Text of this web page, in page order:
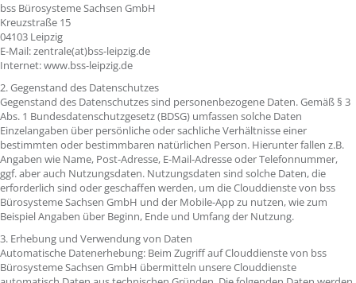
bss Bürosysteme Sachsen GmbH
Kreuzstraße 15
04103 Leipzig
E-Mail: zentrale(at)bss-leipzig.de
Internet: www.bss-leipzig.de
2. Gegenstand des Datenschutzes
Gegenstand des Datenschutzes sind personenbezogene Daten. Gemäß § 3
Abs. 1 Bundesdatenschutzgesetz (BDSG) umfassen solche Daten
Einzelangaben über persönliche oder sachliche Verhältnisse einer
bestimmten oder bestimmbaren natürlichen Person. Hierunter fallen z.B.
Angaben wie Name, Post-Adresse, E-Mail-Adresse oder Telefonnummer,
ggf. aber auch Nutzungsdaten. Nutzungsdaten sind solche Daten, die
erforderlich sind oder geschaffen werden, um die Clouddienste von bss
Bürosysteme Sachsen GmbH und der Mobile-App zu nutzen, wie zum
Beispiel Angaben über Beginn, Ende und Umfang der Nutzung.
3. Erhebung und Verwendung von Daten
Automatische Datenerhebung: Beim Zugriff auf Clouddienste von bss
Bürosysteme Sachsen GmbH übermitteln unsere Clouddienste